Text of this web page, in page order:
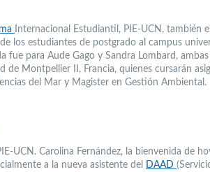
Internacional Estudiantil, PIE-UCN, también
los estudiantes de postgrado al campus
fue para Aude Gago y Sandra Lombard, ambas
de Montpellier II, Francia, quienes cursarán
del Mar y Magister en Gestión Ambiental.
UCN. Carolina Fernández, la bienvenida de
a la nueva asistente del
DAAD